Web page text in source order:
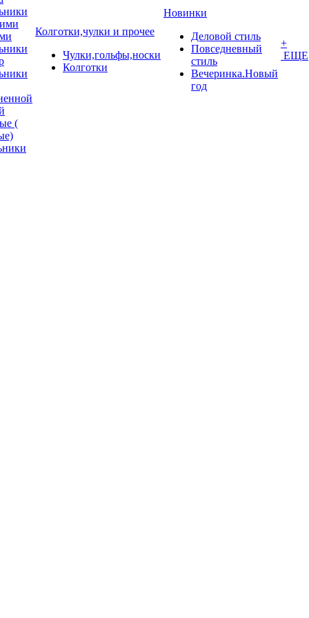
(
Колготки,чулки и прочее
Чулки,гольфы,носки
Колготки
Новинки
Деловой стиль
Повседневный
стиль
Вечеринка.Новый
год
+
ЕЩЕ